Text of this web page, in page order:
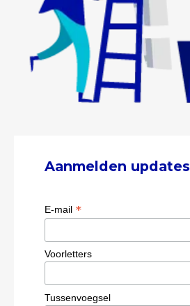
Aanmelden updates
E-mail *
Voorletters
Tussenvoegsel